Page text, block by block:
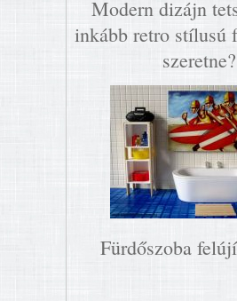
Modern dizájn
inkább retro stílusú
szeretne?
Fürdőszoba